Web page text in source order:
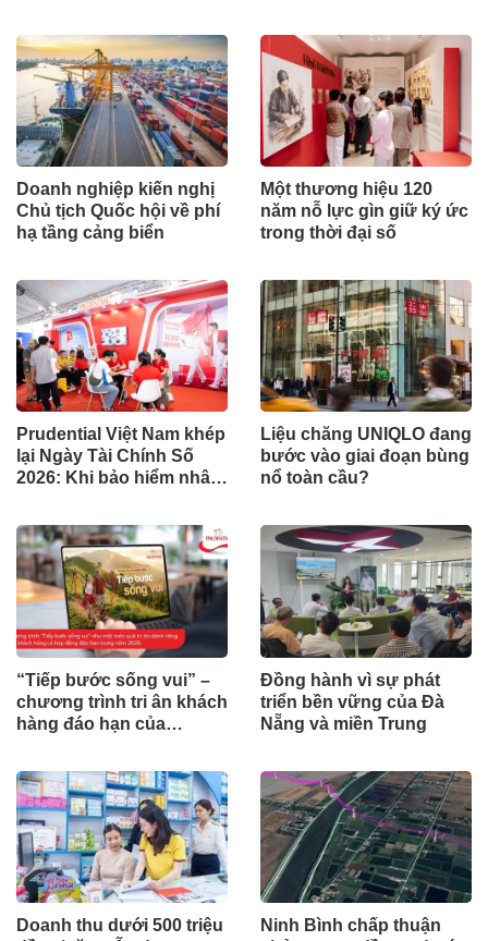
Doanh nghiệp kiến nghị
Chủ tịch Quốc hội về phí
hạ tầng cảng biển
Một thương hiệu 120
năm nỗ lực gìn giữ ký ức
trong thời đại số
Prudential Việt Nam khép
lại Ngày Tài Chính Số
2026: Khi bảo hiểm nhân
của cuộc hội thoại tài
chính số
Liệu chăng UNIQLO đang
bước vào giai đoạn bùng
nổ toàn cầu?
“Tiếp bước sống vui” –
chương trình tri ân khách
hàng đáo hạn của
Đồng hành vì sự phát
triển bền vững của Đà
Nẵng và miền Trung
Doanh thu dưới 500 triệu
Ninh Bình chấp thuận